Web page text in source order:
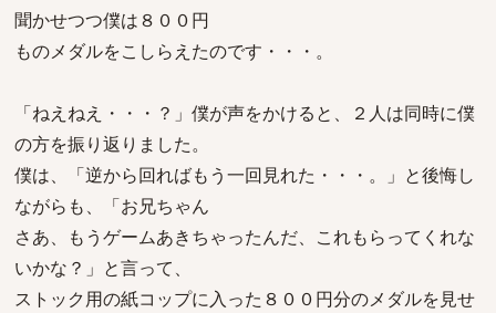
聞かせつつ僕は８００円
ものメダルをこしらえたのです・・・。
「ねえねえ・・・？」僕が声をかけると、２人は同時に僕
の方を振り返りました。
僕は、「逆から回ればもう一回見れた・・・。」と後悔し
ながらも、「お兄ちゃん
さあ、もうゲームあきちゃったんだ、これもらってくれな
いかな？」と言って、
ストック用の紙コップに入った８００円分のメダルを見せ